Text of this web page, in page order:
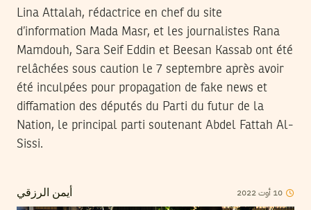
Lina Attalah, rédactrice en chef du site
d’information Mada Masr, et les journalistes Rana
Mamdouh, Sara Seif Eddin et Beesan Kassab ont été
relâchées sous caution le 7 septembre après avoir
été inculpées pour propagation de fake news et
diffamation des députés du Parti du futur de la
Nation, le principal parti soutenant Abdel Fattah Al-
Sissi.
أيمن الرزقي 10 أوت2022